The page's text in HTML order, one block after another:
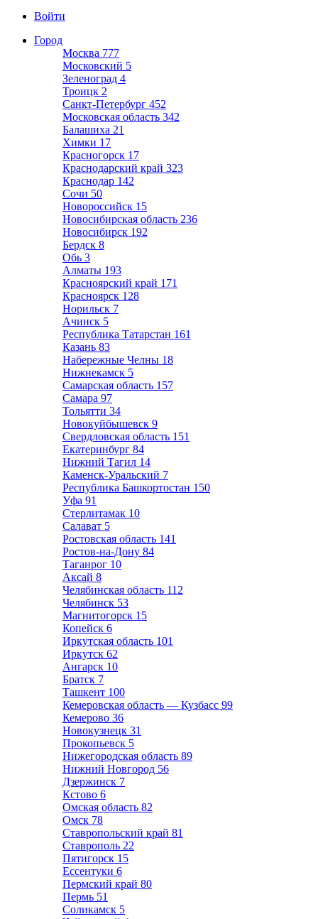
Войти
Город
Москва 777
Московский 5
Зеленоград 4
Троицк 2
Санкт-Петербург 452
Московская область 342
Балашиха 21
Химки 17
Красногорск 17
Краснодарский край 323
Краснодар 142
Сочи 50
Новороссийск 15
Новосибирская область 236
Новосибирск 192
Бердск 8
Обь 3
Алматы 193
Красноярский край 171
Красноярск 128
Норильск 7
Ачинск 5
Республика Татарстан 161
Казань 83
Набережные Челны 18
Нижнекамск 5
Самарская область 157
Самара 97
Тольятти 34
Новокуйбышевск 9
Свердловская область 151
Екатеринбург 84
Нижний Тагил 14
Каменск-Уральский 7
Республика Башкортостан 150
Уфа 91
Стерлитамак 10
Салават 5
Ростовская область 141
Ростов-на-Дону 84
Таганрог 10
Аксай 8
Челябинская область 112
Челябинск 53
Магнитогорск 15
Копейск 6
Иркутская область 101
Иркутск 62
Ангарск 10
Братск 7
Ташкент 100
Кемеровская область — Кузбасс 99
Кемерово 36
Новокузнецк 31
Прокопьевск 5
Нижегородская область 89
Нижний Новгород 56
Дзержинск 7
Кстово 6
Омская область 82
Омск 78
Ставропольский край 81
Ставрополь 22
Пятигорск 15
Ессентуки 6
Пермский край 80
Пермь 51
Соликамск 5